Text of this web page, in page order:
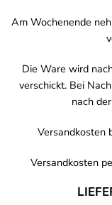
Am Wochenende
Die Ware wird
verschickt. Bei
nach
Versandkosten
Versandkosten